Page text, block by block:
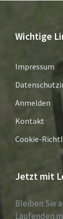
Wichtige
Impressum
Anmelden
Kontakt
Cookie-
Jetzt mit
Bleiben Sie
Laufenden